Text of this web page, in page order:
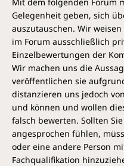
Gelegenheit geben, sich
auszutauschen. Wir
im Forum ausschließlich
Einzelbewertungen der
Wir machen uns die
veröffentlichen sie
distanzieren uns jedoch
und können und wollen
falsch bewerten. Sollten
angesprochen fühlen,
oder eine andere Person
Fachqualifikation